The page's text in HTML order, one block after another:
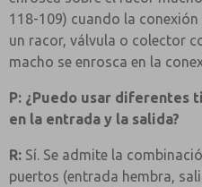
118-109) cuando la
un racor, válvula o colector
macho se enrosca en la
P: ¿Puedo usar diferentes
en la entrada y la salida?
R: Sí. Se admite la
puertos (entrada hembra,